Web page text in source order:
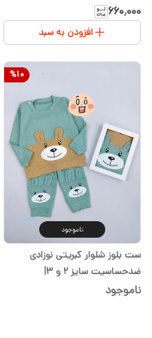
شیدا
۶۶۰٬۰۰۰
افزودن به سبد
%10
ناموجود
ست بلوز شلوار کبریتی نوزادی
ضدحساسیت سایز ۲ و ۳|
سیسمونی شیدا
ناموجود